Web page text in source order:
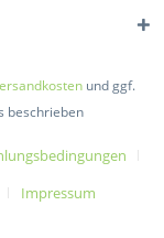
und ggf.
beschrieben
Impressum